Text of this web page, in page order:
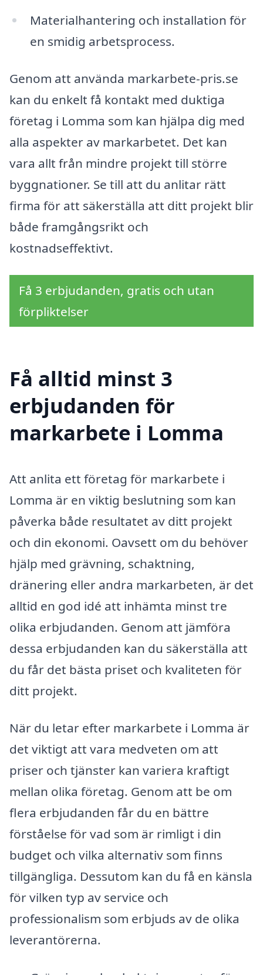
Materialhantering och installation för
en smidig arbetsprocess.
Genom att använda markarbete-pris.se
kan du enkelt få kontakt med duktiga
företag i Lomma som kan hjälpa dig med
alla aspekter av markarbetet. Det kan
vara allt från mindre projekt till större
byggnationer. Se till att du anlitar rätt
firma för att säkerställa att ditt projekt blir
både framgångsrikt och
kostnadseffektivt.
Få 3 erbjudanden, gratis och utan
förpliktelser
Få alltid minst 3
erbjudanden för
markarbete i Lomma
Att anlita ett företag för markarbete i
Lomma är en viktig beslutning som kan
påverka både resultatet av ditt projekt
och din ekonomi. Oavsett om du behöver
hjälp med grävning, schaktning,
dränering eller andra markarbeten, är det
alltid en god idé att inhämta minst tre
olika erbjudanden. Genom att jämföra
dessa erbjudanden kan du säkerställa att
du får det bästa priset och kvaliteten för
ditt projekt.
När du letar efter markarbete i Lomma är
det viktigt att vara medveten om att
priser och tjänster kan variera kraftigt
mellan olika företag. Genom att be om
flera erbjudanden får du en bättre
förståelse för vad som är rimligt i din
budget och vilka alternativ som finns
tillgängliga. Dessutom kan du få en känsla
för vilken typ av service och
professionalism som erbjuds av de olika
leverantörerna.